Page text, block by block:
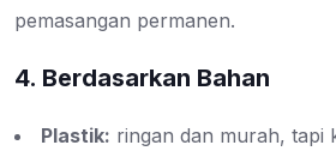
pemasangan permanen.
4. Berdasarkan Bahan
Plastik: ringan dan murah, tapi